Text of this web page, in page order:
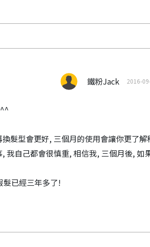
鐵粉Jack 2016-
髮型會更好, 三個月的使用會讓你更了
我自己都會很慎重, 相信我, 三個月後,
髮已經三年多了!